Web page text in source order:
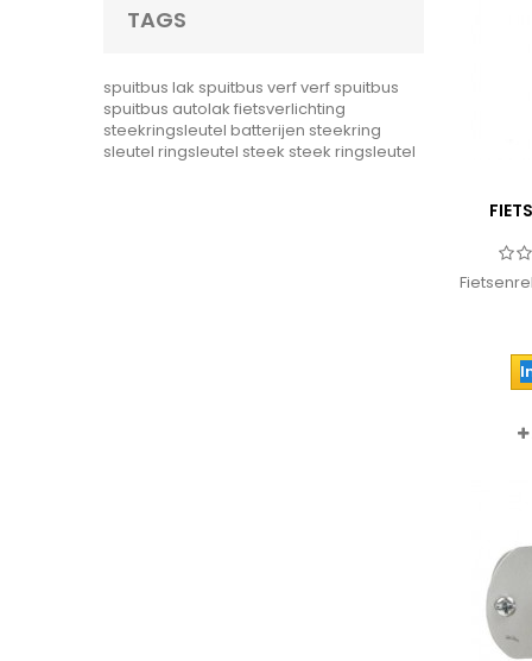
TAGS
spuitbus lak spuitbus verfverf spuitbus
spuitbus autolak fietsverlichting
steekringsleutel batterijen steekring
sleutel ringsleutel steek steek ringsleutel